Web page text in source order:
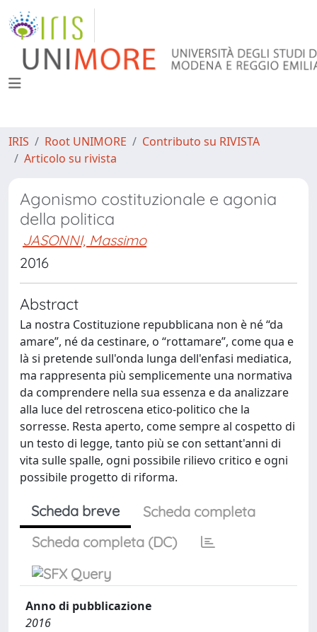
IRIS Root UNIMORE
Contributo su RIVISTA
Articolo su rivista
Agonismo costituzionale e agonia
della politica
JASONNI, Massimo
2016
Abstract
La nostra Costituzione repubblicana non è né “da
amare”, né da cestinare, o “rottamare”, come qua e
là si pretende sull'onda lunga dell'enfasi mediatica,
ma rappresenta più semplicemente una normativa
da comprendere nella sua essenza e da analizzare
alla luce del retroscena etico-politico che la
sorresse. Resta aperto, come sempre al cospetto di
un testo di legge, tanto più se con settant'anni di
vita sulle spalle, ogni possibile rilievo critico e ogni
possibile progetto di riforma.
Scheda breve
Scheda completa
Scheda completa (DC)
Anno di pubblicazione
2016